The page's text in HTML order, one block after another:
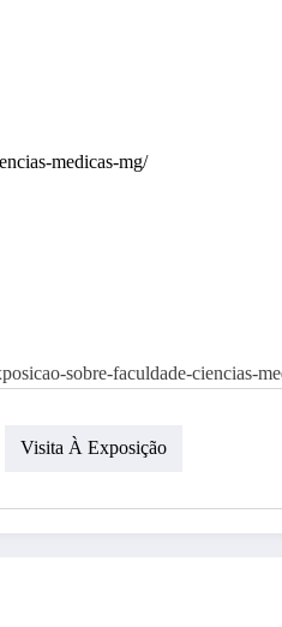
medicas-mg/
sobre-faculdade-ciencias-
Visita À Exposição